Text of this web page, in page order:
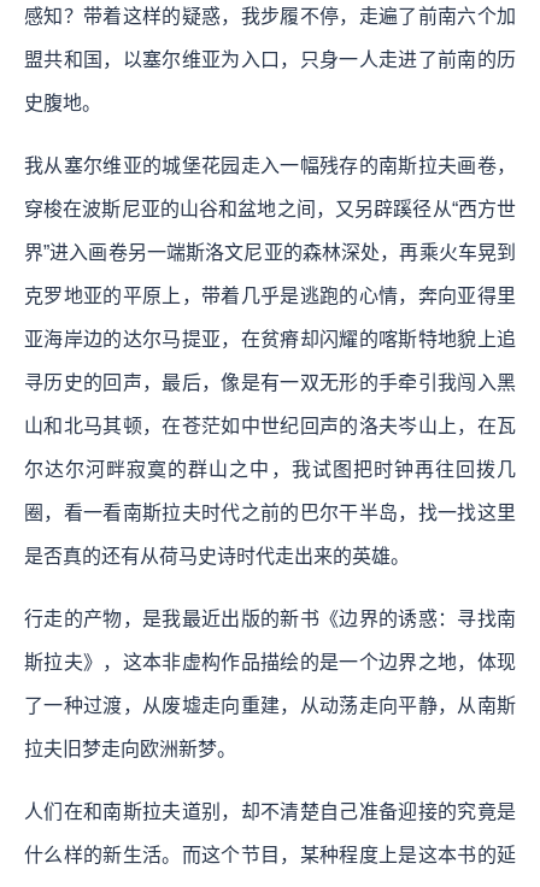
感知？带着这样的疑惑，我步履不停，走遍了前南六个加
盟共和国，以塞尔维亚为入口，只身一人走进了前南的历
史腹地。
我从塞尔维亚的城堡花园走入一幅残存的南斯拉夫画卷，
穿梭在波斯尼亚的山谷和盆地之间，又另辟蹊径从“西方世
界”进入画卷另一端斯洛文尼亚的森林深处，再乘火车晃到
克罗地亚的平原上，带着几乎是逃跑的心情，奔向亚得里
亚海岸边的达尔马提亚，在贫瘠却闪耀的喀斯特地貌上追
寻历史的回声，最后，像是有一双无形的手牵引我闯入黑
山和北马其顿，在苍茫如中世纪回声的洛夫岑山上，在瓦
尔达尔河畔寂寞的群山之中，我试图把时钟再往回拨几
圈，看一看南斯拉夫时代之前的巴尔干半岛，找一找这里
是否真的还有从荷马史诗时代走出来的英雄。
行走的产物，是我最近出版的新书《边界的诱惑：寻找南
斯拉夫》，这本非虚构作品描绘的是一个边界之地，体现
了一种过渡，从废墟走向重建，从动荡走向平静，从南斯
拉夫旧梦走向欧洲新梦。
人们在和南斯拉夫道别，却不清楚自己准备迎接的究竟是
什么样的新生活。而这个节目，某种程度上是这本书的延